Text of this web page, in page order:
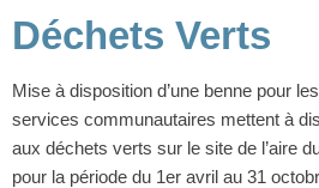
Déchets Verts
Mise à disposition d’une benne pour
services communautaires mettent à
aux déchets verts sur le site de l’aire
pour la période du 1er avril au 31